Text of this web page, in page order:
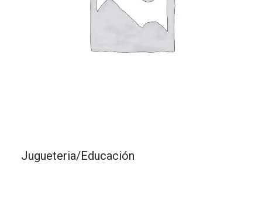
Jugueteria/Educación